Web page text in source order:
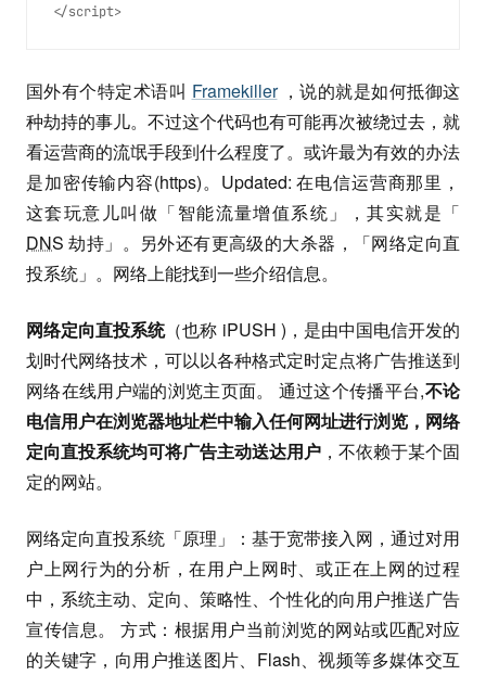
</script>
国外有个特定术语叫 Framekiller，说的就是如何抵御这
种劫持的事儿。不过这个代码也有可能再次被绕过去，就
看运营商的流氓手段到什么程度了。或许最为有效的办法
是加密传输内容(https)。Updated: 在电信运营商那里，
这套玩意儿叫做「智能流量增值系统」，其实就是「
DNS 劫持」。另外还有更高级的大杀器，「网络定向直
投系统」。网络上能找到一些介绍信息。
网络定向直投系统（也称 iPUSH )，是由中国电信开发的
划时代网络技术，可以以各种格式定时定点将广告推送到
网络在线用户端的浏览主页面。 通过这个传播平台,不论
电信用户在浏览器地址栏中输入任何网址进行浏览，网络
定向直投系统均可将广告主动送达用户 ，不依赖于某个固
定的网站。
网络定向直投系统「原理」：基于宽带接入网，通过对用
户上网行为的分析，在用户上网时、或正在上网的过程
中，系统主动、定向、策略性、个性化的向用户推送广告
宣传信息。 方式：根据用户当前浏览的网站或匹配对应
的关键字，向用户推送图片、Flash、视频等多媒体交互